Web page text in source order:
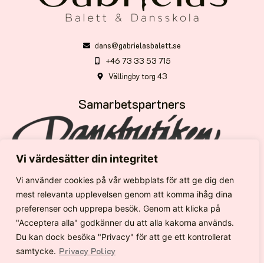
Vi värdesätter din integritet
Vi använder cookies på vår webbplats för att ge dig den
mest relevanta upplevelsen genom att komma ihåg dina
preferenser och upprepa besök. Genom att klicka på
"Acceptera alla" godkänner du att alla kakorna används.
Du kan dock besöka "Privacy" för att ge ett kontrollerat
samtycke. Privacy Policy
dans@gabrielasbalett.se
+46 73 33 53 715
Vällingby torg 43
Samarbetspartners
Följ oss
Copyrights 2025 © Gabrielas Balett & Dansskola
Privacy Policy